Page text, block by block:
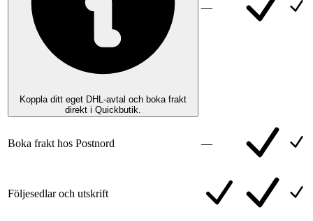
Koppla ditt eget DHL-avtal och boka frakt
direkt i Quickbutik.
—
Boka frakt hos Postnord —
Följesedlar och utskrift